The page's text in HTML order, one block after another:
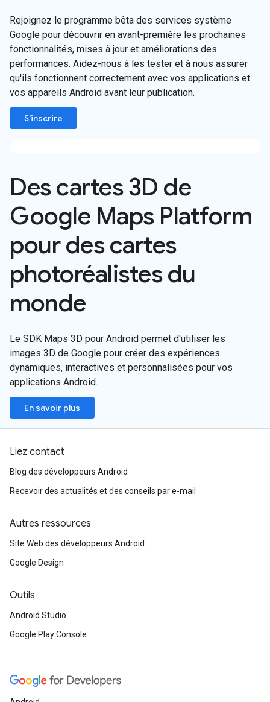
Rejoignez le programme bêta des services système
Google pour découvrir en avant-première les prochaines
fonctionnalités, mises à jour et améliorations des
performances. Aidez-nous à les tester et à nous assurer
qu'ils fonctionnent correctement avec vos applications et
vos appareils Android avant leur publication.
S'inscrire
Des cartes 3D de
Google Maps Platform
pour des cartes
photoréalistes du
monde
Le SDK Maps 3D pour Android permet d'utiliser les
images 3D de Google pour créer des expériences
dynamiques, interactives et personnalisées pour vos
applications Android.
En savoir plus
Liez contact
Blog des développeurs Android
Recevoir des actualités et des conseils par e-mail
Autres ressources
Site Web des développeurs Android
Google Design
Outils
Android Studio
Google Play Console